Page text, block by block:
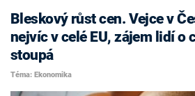
Bleskový růst cen. Vejce v
nejvíc v celé EU, zájem lidí o
stoupá
Téma: Ekonomika